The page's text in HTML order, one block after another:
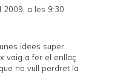
2009, a les 9:30
idees super
vaig a fer el enllaç
no vull perdret la